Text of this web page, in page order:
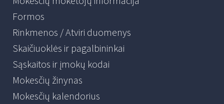
Formos
Rinkmenos / Atviri duomenys
Skaičiuoklės ir pagalbininkai
Sąskaitos ir įmokų kodai
Mokesčių žinynas
Mokesčių kalendorius